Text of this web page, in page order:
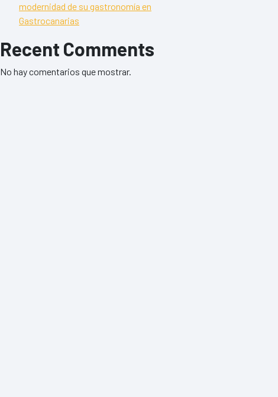
modernidad de su gastronomía en
Gastrocanarias
Recent Comments
No hay comentarios que mostrar.